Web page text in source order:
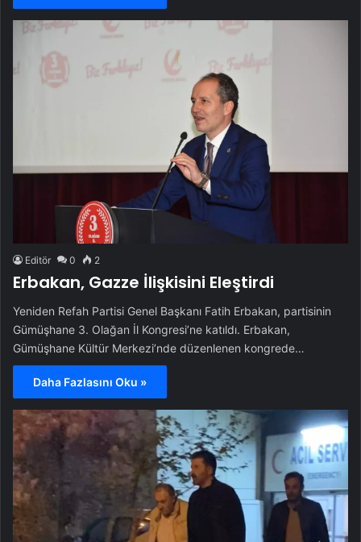
Editör 0 2
Erbakan, Gazze İlişkisini Eleştirdi
Yeniden Refah Partisi Genel Başkanı Fatih Erbakan, partisinin
Gümüşhane 3. Olağan İl Kongresi’ne katıldı. Erbakan,
Gümüşhane Kültür Merkezi’nde düzenlenen kongrede…
Daha Fazlasını Oku »